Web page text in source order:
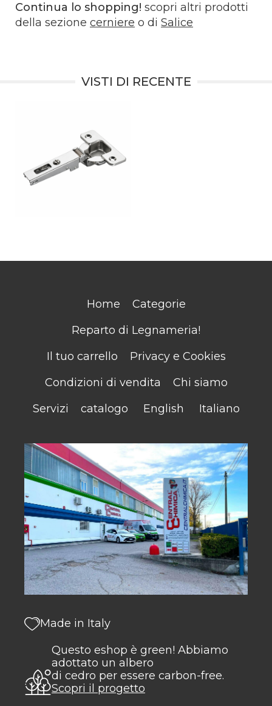
Continua lo shopping! scopri altri prodotti
della sezione cerniere o di Salice
VISTI DI RECENTE
Home
Categorie
Reparto di Legnameria!
Il tuo carrello
Privacy e Cookies
Condizioni di vendita
Chi siamo
Servizi
catalogo English Italiano
Made in Italy
Questo eshop è green! Abbiamo
adottato un albero
di cedro per essere carbon-free.
Scopri il progetto